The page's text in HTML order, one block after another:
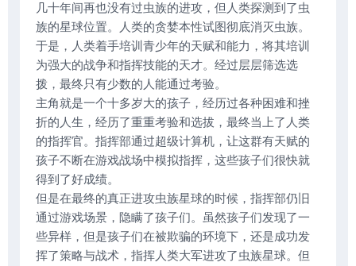
几十年间再也没有过虫族的进攻，但人类探测到了虫
族的星球位置。人类的贪婪本性试图彻底消灭虫族。
于是，人类着手培训青少年的天赋和能力，将其培训
为强大的战争和指挥技能的天才。经过层层筛选选
拨，最终只有少数的人能通过考验。
主角就是一个十多岁大的孩子，经历过各种困难和挫
折的人生，经历了重重考验和选拔，最终当上了人类
的指挥官。指挥部通过超级计算机，让这群有天赋的
孩子不断在游戏战场中模拟指挥，这些孩子们很快就
得到了好成绩。
但是在最终的真正进攻虫族星球的时候，指挥部仍旧
通过游戏场景，隐瞒了孩子们。虽然孩子们发现了一
些异样，但是孩子们在被欺骗的环境下，还是成功发
挥了策略与战术，指挥人类大军进攻了虫族星球。但